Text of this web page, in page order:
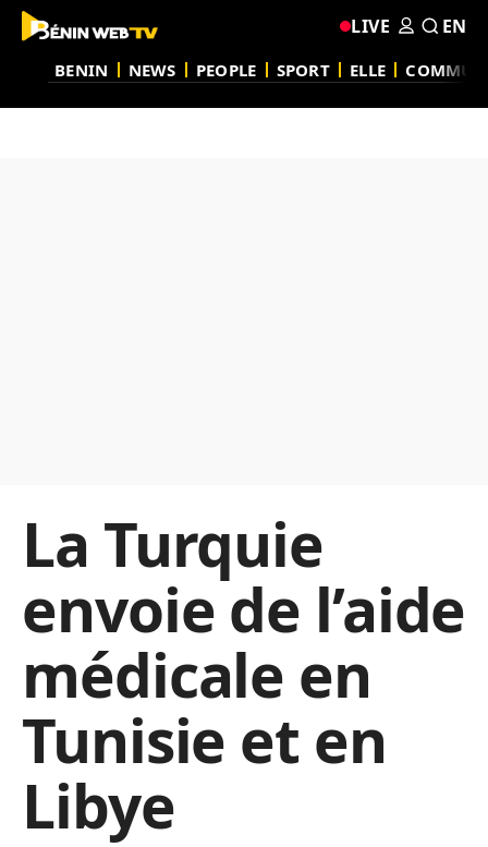
BENIN NEWS PEOPLE SPORT ELLE
LIVE EN
La Turquie
envoie de l’aide
médicale en
Tunisie et en
Libye